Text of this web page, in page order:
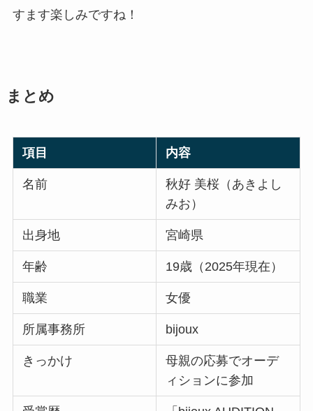
すます楽しみですね！
まとめ
項目 内容
名前
秋好 美桜（あきよし
みお）
出身地 宮崎県
年齢 19歳（2025年現在）
職業 女優
所属事務所 bijoux
きっかけ
母親の応募でオーデ
ィションに参加